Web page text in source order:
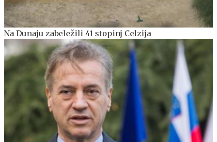
Na Dunaju zabeležili 41 stopinj Celzija